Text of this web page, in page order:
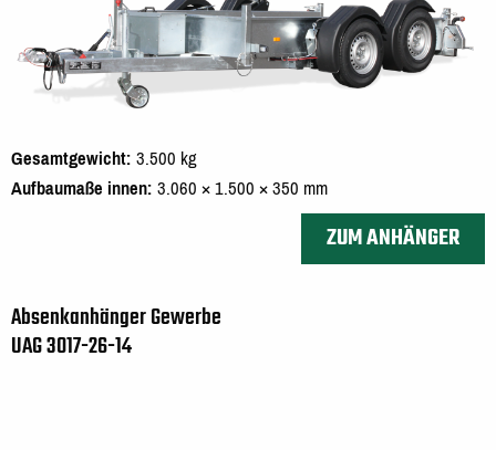
Gesamtgewicht 3.500 kg
Aufbaumaße innen 3.060 × 1.500 × 350 mm
ZUM ANHÄNGER
Absenkanhänger Gewerbe
UAG 3017-26-14